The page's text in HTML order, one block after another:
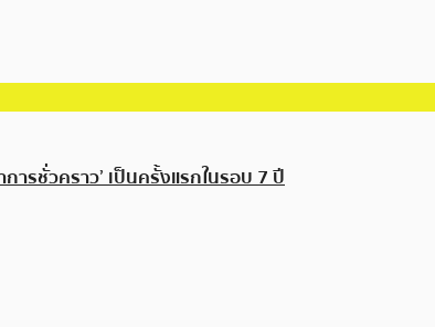
ารชั่วคราว’ เป็นครั้งแรกในรอบ 7 ปี